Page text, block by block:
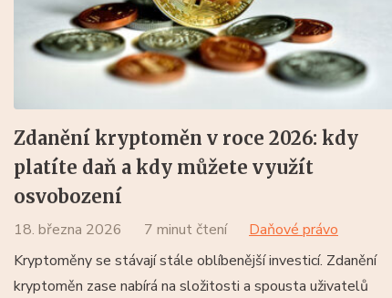
Zdanění kryptoměn v roce 2026: kdy
platíte daň a kdy můžete využít
osvobození
18. března 2026 7 minut čtení
Daňové právo
Kryptoměny se stávají stále oblíbenější investicí. Zdanění
kryptoměn zase nabírá na složitosti a spousta uživatelů